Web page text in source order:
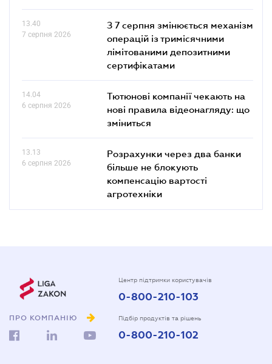
13.40
7 серпня 2026
З 7 серпня змінюється механізм
операцій із тримісячними
лімітованими депозитними
сертифікатами
14.04
6 серпня 2026
Тютюнові компанії чекають на
нові правила відеонагляду: що
зміниться
13.13
6 серпня 2026
Розрахунки через два банки
більше не блокують
компенсацію вартості
агротехніки
ПРО КОМПАНІЮ
Центр підтримки користувачів
0-800-210-103
Підбір продуктів та рішень
0-800-210-102